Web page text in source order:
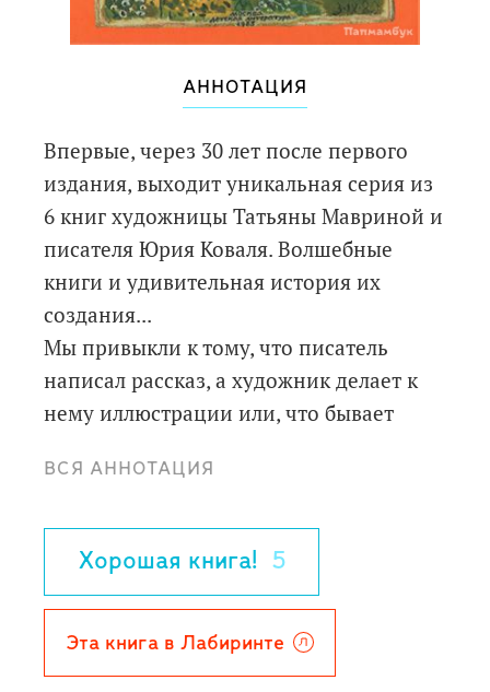
АННОТАЦИЯ
Впервые, через 30 лет после первого
издания, выходит уникальная серия из
6 книг художницы Татьяны Мавриной и
писателя Юрия Коваля. Волшебные
книги и удивительная история их
создания...
Мы привыкли к тому, что писатель
написал рассказ, а художник делает к
нему иллюстрации или, что бывает
писатель сочиняет к ним рассказ. С
Маврина не иллюстрировала
лирические зарисовки Коваля, а
подбирала созвучные им рисунки из
уже сделанных.
Для дошкольного возраста.
ВСЯ АННОТАЦИЯ
Хорошая книга! 5
Эта книга в Лабиринте